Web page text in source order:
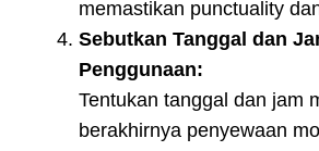
memastikan punctuality
Sebutkan Tanggal dan
Penggunaan:
Tentukan tanggal dan jam
berakhirnya penyewaan